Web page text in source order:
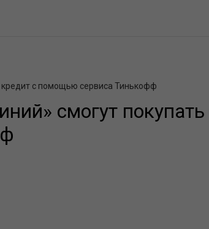
кредит с помощью сервиса Тинькофф
смогут